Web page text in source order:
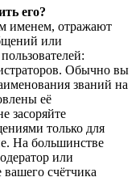
его?
именем, отражают
или
Обычно вы
званий на
её
засоряйте
только для
На большинстве
или
вашего счётчика